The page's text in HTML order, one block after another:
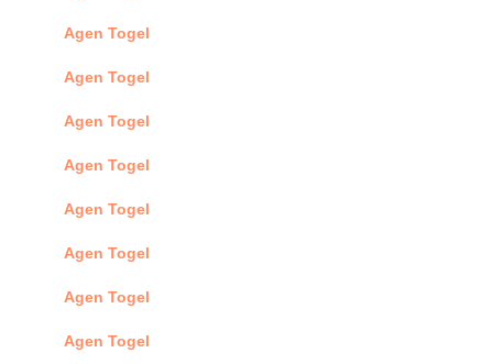
Agen Togel
Agen Togel
Agen Togel
Agen Togel
Agen Togel
Agen Togel
Agen Togel
Agen Togel